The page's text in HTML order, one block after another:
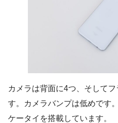
カメラは背面に4つ、そして
す。カメラバンプは低めです
ケータイを搭載しています。